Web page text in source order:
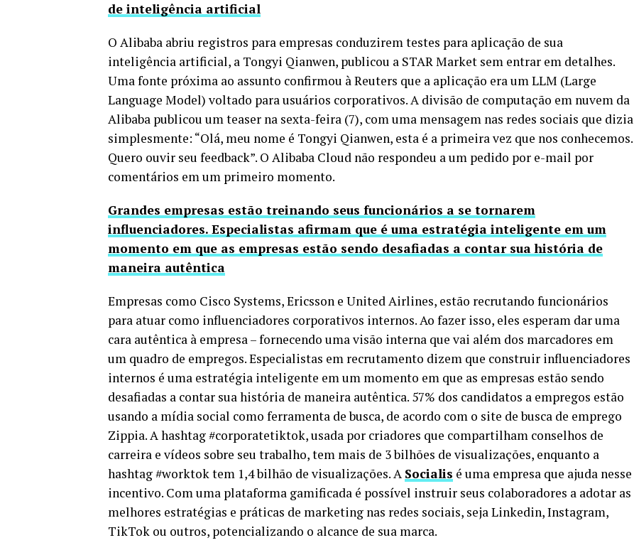
de inteligência artificial
O Alibaba abriu registros para empresas conduzirem testes para aplicação de sua
inteligência artificial, a Tongyi Qianwen, publicou a STAR Market sem entrar em detalhes.
Uma fonte próxima ao assunto confirmou à Reuters que a aplicação era um LLM (Large
Language Model) voltado para usuários corporativos. A divisão de computação em nuvem da
Alibaba publicou um teaser na sexta-feira (7), com uma mensagem nas redes sociais que dizia
simplesmente: “Olá, meu nome é Tongyi Qianwen, esta é a primeira vez que nos conhecemos.
Quero ouvir seu feedback”. O Alibaba Cloud não respondeu a um pedido por e-mail por
comentários em um primeiro momento.
Grandes empresas estão treinando seus funcionários a se tornarem
influenciadores. Especialistas afirmam que é uma estratégia inteligente em um
momento em que as empresas estão sendo desafiadas a contar sua história de
maneira autêntica
Empresas como Cisco Systems, Ericsson e United Airlines, estão recrutando funcionários
para atuar como influenciadores corporativos internos. Ao fazer isso, eles esperam dar uma
cara autêntica à empresa – fornecendo uma visão interna que vai além dos marcadores em
um quadro de empregos. Especialistas em recrutamento dizem que construir influenciadores
internos é uma estratégia inteligente em um momento em que as empresas estão sendo
desafiadas a contar sua história de maneira autêntica. 57% dos candidatos a empregos estão
usando a mídia social como ferramenta de busca, de acordo com o site de busca de emprego
Zippia. A hashtag #corporatetiktok, usada por criadores que compartilham conselhos de
carreira e vídeos sobre seu trabalho, tem mais de 3 bilhões de visualizações, enquanto a
hashtag #worktok tem 1,4 bilhão de visualizações. A Socialis é uma empresa que ajuda nesse
incentivo. Com uma plataforma gamificada é possível instruir seus colaboradores a adotar as
melhores estratégias e práticas de marketing nas redes sociais, seja Linkedin, Instagram,
TikTok ou outros, potencializando o alcance de sua marca.